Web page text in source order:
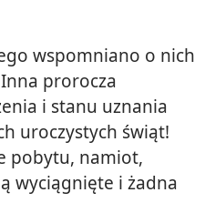
wspomniano o nich
prorocza
i stanu uznania
uroczystych świąt!
pobytu, namiot,
wyciągnięte i żadna